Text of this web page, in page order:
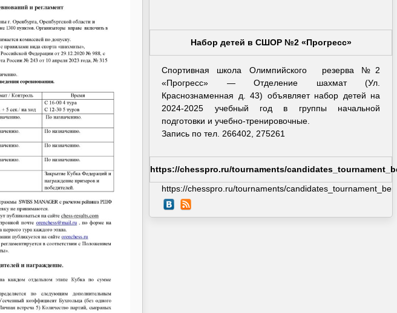
Набор детей в СШОР №2 «Прогресс»
Спортивная школа Олимпийского резерва №2
«Прогресс» — Отделение шахмат (Ул.
Краснознаменная д. 43) объявляет набор детей на
2024-2025 учебный год в группы начальной
подготовки и учебно-тренировочные.
Запись по тел. 266402, 275261
https://chesspro.ru/tournaments/
https://chesspro.ru/tournaments/